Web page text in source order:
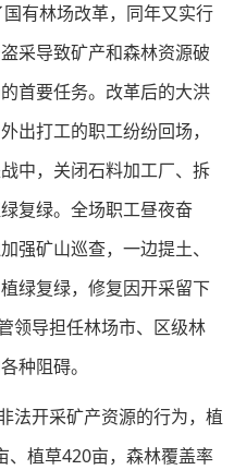
有林场改革，同年又实行
采导致矿产和森林资源破
首要任务。改革后的大洪
出打工的职工纷纷回场，
中，关闭石料加工厂、拆
复绿。全场职工昼夜奋
强矿山巡查，一边提土、
绿复绿，修复因开采留下
领导担任林场市、区级林
种阻碍。
法开采矿产资源的行为，植
、植草420亩，森林覆盖率